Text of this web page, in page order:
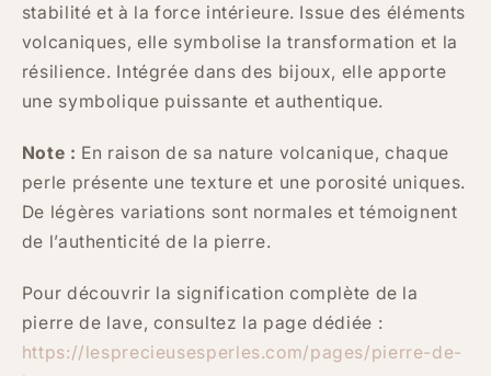
stabilité et à la force intérieure. Issue des éléments
volcaniques, elle symbolise la transformation et la
résilience. Intégrée dans des bijoux, elle apporte
une symbolique puissante et authentique.
Note : En raison de sa nature volcanique, chaque
perle présente une texture et une porosité uniques.
De légères variations sont normales et témoignent
de l’authenticité de la pierre.
Pour découvrir la signification complète de la
pierre de lave, consultez la page dédiée :
https://lesprecieusesperles.com/pages/pierre-de-